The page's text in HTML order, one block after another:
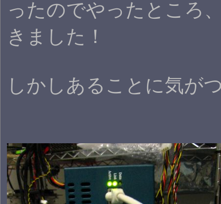
ったのでやったところ
きました！
しかしあることに気が